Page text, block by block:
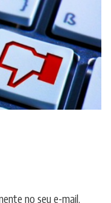
no seu e-mail.